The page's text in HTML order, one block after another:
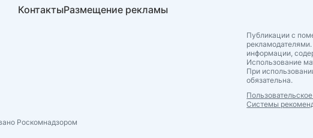
КонтактыРазмещение рекламы
Публикации с
рекламодателями.
информации,
Использование
При
обязательна.
Системы
Роскомнадзором